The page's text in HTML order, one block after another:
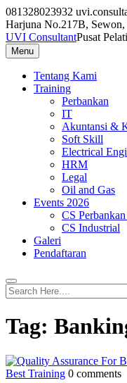
Skip
to
content
081328023932
Harjuna No.217B,
UVI ConsultantPusat
Menu
Tentang Kami
Training
Perbankan
IT
Akuntansi &
Soft Skill
Electrical
HRM
Legal
Oil and Gas
Events 2026
CS
CS Industrial
Galeri
Pendaftaran
Tag:
Best Training 0 comments